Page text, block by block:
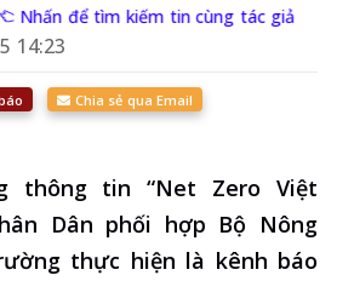
Nhấn để tìm kiếm tin cùng tác giả
14:23
Chia sẻ qua Email
thông tin “Net Zero Việt
Dân phối hợp Bộ Nông
thực hiện là kênh báo